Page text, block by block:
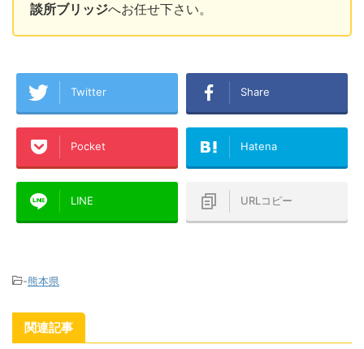
談所ブリッジへお任せ下さい。
Twitter Share
Pocket Hatena
LINE URLコピー
-熊本県
関連記事